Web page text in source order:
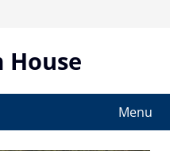
House
Menu